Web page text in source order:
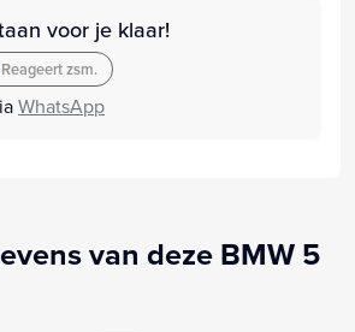
voor je klaar!
Reageert zsm.
WhatsApp
van deze BMW 5